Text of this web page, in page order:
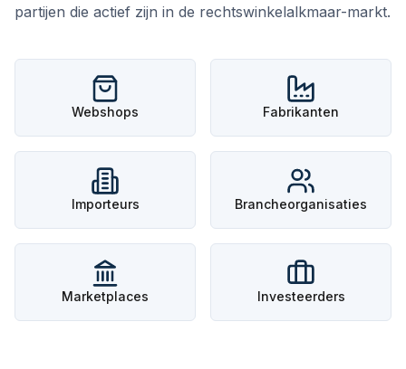
partijen die actief zijn in de rechtswinkelalkmaar-markt.
Webshops Fabrikanten
Importeurs Brancheorganisaties
Marketplaces Investeerders